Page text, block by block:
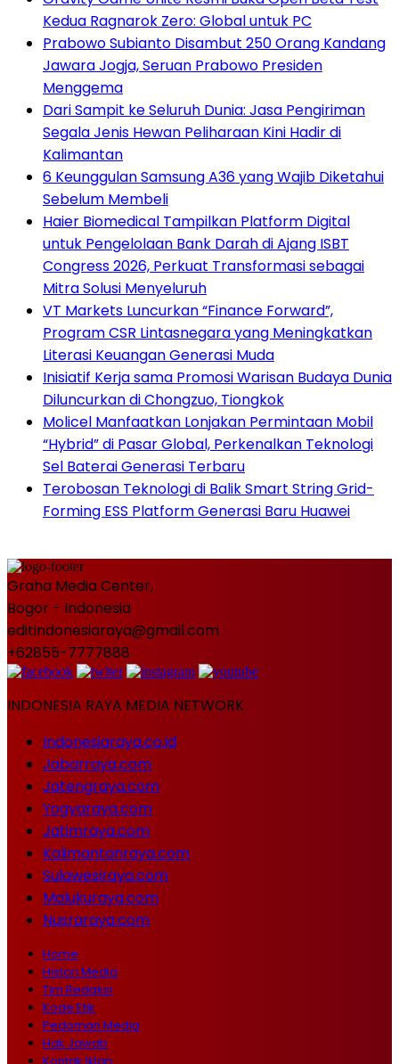
Kedua Ragnarok Zero: Global untuk PC
Prabowo Subianto Disambut 250 Orang Kandang
Jawara Jogja, Seruan Prabowo Presiden
Menggema
Dari Sampit ke Seluruh Dunia: Jasa Pengiriman
Segala Jenis Hewan Peliharaan Kini Hadir di
Kalimantan
6 Keunggulan Samsung A36 yang Wajib Diketahui
Sebelum Membeli
Haier Biomedical Tampilkan Platform Digital
untuk Pengelolaan Bank Darah di Ajang ISBT
Congress 2026, Perkuat Transformasi sebagai
Mitra Solusi Menyeluruh
VT Markets Luncurkan “Finance Forward”,
Program CSR Lintasnegara yang Meningkatkan
Literasi Keuangan Generasi Muda
Inisiatif Kerja sama Promosi Warisan Budaya Dunia
Diluncurkan di Chongzuo, Tiongkok
Molicel Manfaatkan Lonjakan Permintaan Mobil
“Hybrid” di Pasar Global, Perkenalkan Teknologi
Sel Baterai Generasi Terbaru
Terobosan Teknologi di Balik Smart String Grid-
Forming ESS Platform Generasi Baru Huawei
Graha Media Center,
Bogor - Indonesia
editindonesiaraya@gmail.com
+62855-7777888
INDONESIA RAYA MEDIA NETWORK
Indonesiaraya.co.id
Jabarraya.com
Jatengraya.com
Yogyaraya.com
Jatimraya.com
Kalimantanraya.com
Sulawesiraya.com
Malukuraya.com
Nusraraya.com
Home
Histori Media
Tim Redaksi
Kode Etik
Pedoman Media
Hak Jawab